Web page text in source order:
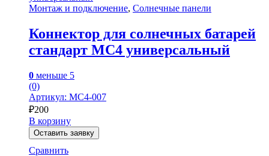
Монтаж и подключение, Солнечные панели
Коннектор для солнечных батарей
стандарт MC4 универсальный
0 меньше 5
(0)
Артикул: MC4-007
₽200
В корзину
Оставить заявку
Сравнить